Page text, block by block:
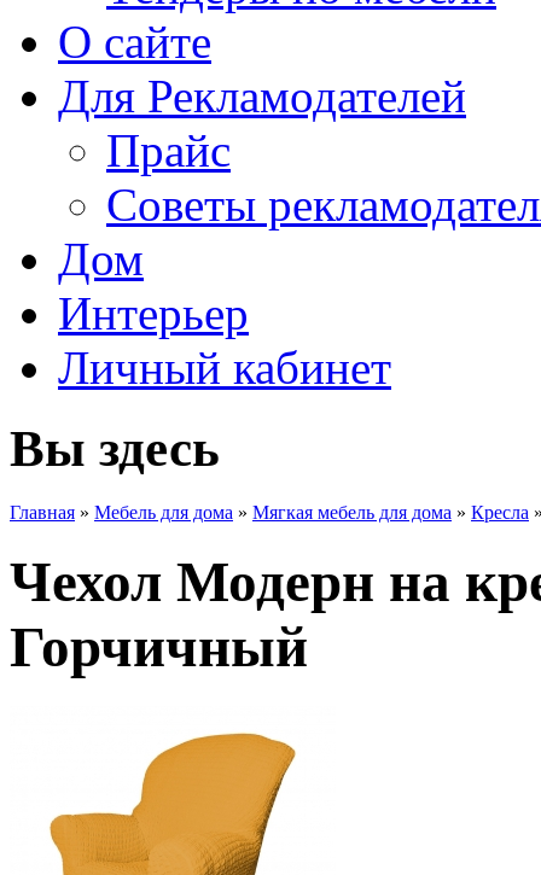
О сайте
Для Рекламодателей
Прайс
Советы
Дом
Интерьер
Личный кабинет
Вы здесь
Главная » Мебель для дома » Мягкая мебель для дома » Кресла
Чехол Модерн на
Горчичный